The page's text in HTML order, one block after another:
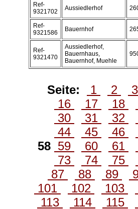
Ref-
9321702
Aussiedlerhof
Ref-
9321586
Bauernhof
Ref-
9321470
Aussiedlerhof,
Bauernhaus,
Bauernhof, Muehle
Seite: 1 2
16
17 18
30
31 32
44
45 46
58 59 60 61
73
74 75
87
88 89
101
102 103
113
114 115